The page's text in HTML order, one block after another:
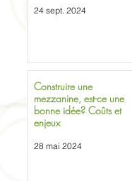
24 sept. 2024
Construire une
mezzanine, est-ce une
bonne idée? Coûts et
enjeux
28 mai 2024